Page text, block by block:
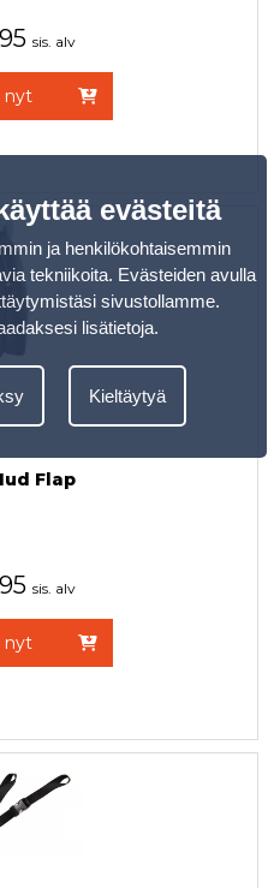
sis. alv
nyt
Flap
sis. alv
nyt
evästeitä
ja henkilökohtaisemmin
tekniikoita. Evästeiden avulla
sivustollamme.
lisätietoja.
Kieltäytyä